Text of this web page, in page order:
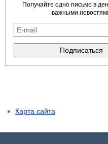
Получайте одно письмо в
важными
Карта сайта